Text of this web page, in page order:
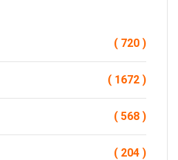
( 720 )
( 1672 )
( 568 )
( 204 )